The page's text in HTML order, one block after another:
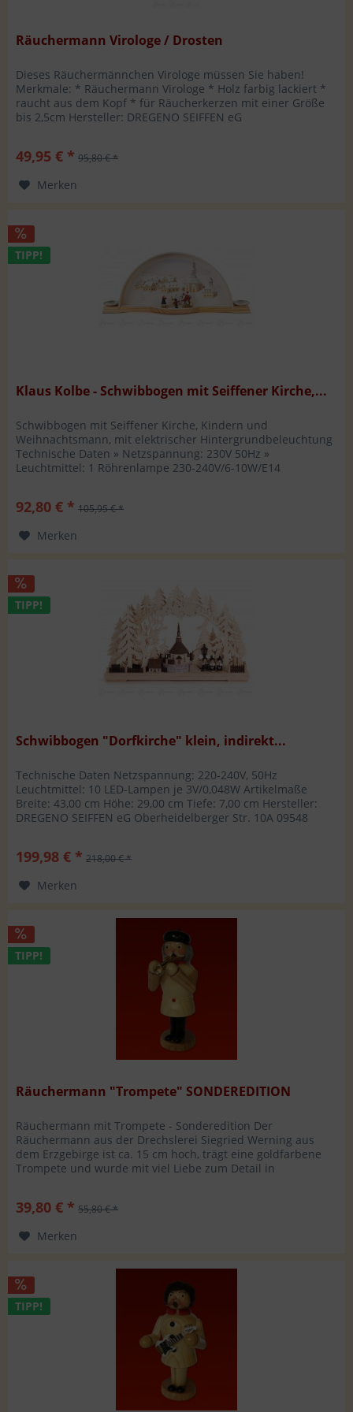
Räuchermann Virologe / Drosten
Dieses Räuchermännchen Virologe müssen Sie haben!
Merkmale: * Räuchermann Virologe * Holz farbig lackiert *
raucht aus dem Kopf * für Räucherkerzen mit einer Größe
bis 2,5cm Hersteller: DREGENO SEIFFEN eG
49,95 € * 95,80 € *
Merken
TIPP!
Klaus Kolbe - Schwibbogen mit Seiffener Kirche,...
Schwibbogen mit Seiffener Kirche, Kindern und
Weihnachtsmann, mit elektrischer Hintergrundbeleuchtung
Technische Daten » Netzspannung: 230V 50Hz »
Leuchtmittel: 1 Röhrenlampe 230-240V/6-10W/E14
92,80 € * 105,95 € *
Merken
TIPP!
Schwibbogen "Dorfkirche" klein, indirekt...
Technische Daten Netzspannung: 220-240V, 50Hz
Leuchtmittel: 10 LED-Lampen je 3V/0,048W Artikelmaße
Breite: 43,00 cm Höhe: 29,00 cm Tiefe: 7,00 cm Hersteller:
DREGENO SEIFFEN eG Oberheidelberger Str. 10A 09548
199,98 € * 218,00 € *
Merken
TIPP!
Räuchermann "Trompete" SONDEREDITION
Räuchermann mit Trompete - Sonderedition Der
Räuchermann aus der Drechslerei Siegried Werning aus
dem Erzgebirge ist ca. 15 cm hoch, trägt eine goldfarbene
Trompete und wurde mit viel Liebe zum Detail in
39,80 € * 55,80 € *
Merken
TIPP!